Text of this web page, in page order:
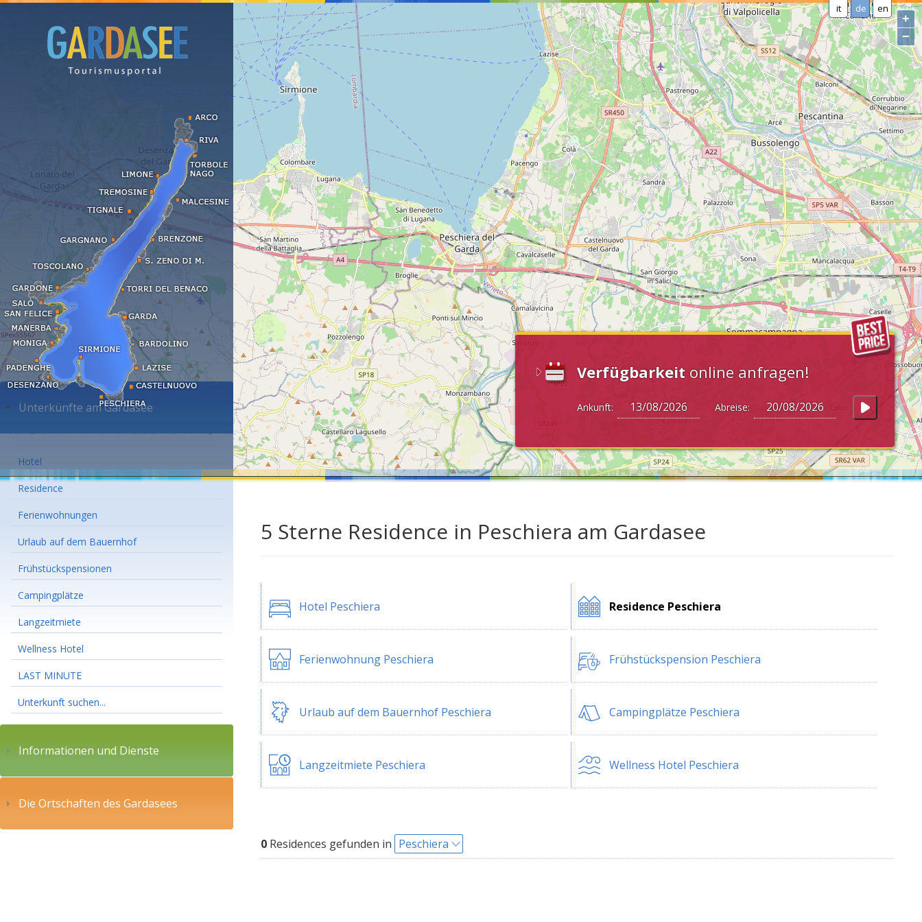
it de en
Verfügbarkeit online anfragen!
Ankunft: Abreise:
+
−
Unterkünfte am Gardasee
Hotel
Residence
Ferienwohnungen
Urlaub auf dem Bauernhof
Frühstückspensionen
Campingplätze
Langzeitmiete
Wellness Hotel
LAST MINUTE
Unterkunft suchen...
Informationen und Dienste
Die Ortschaften des Gardasees
5 Sterne Residence in Peschiera am Gardasee
Hotel Peschiera Residence Peschiera
Ferienwohnung Peschiera Frühstückspension Peschiera
Urlaub auf dem Bauernhof Peschiera Campingplätze Peschiera
Langzeitmiete Peschiera Wellness Hotel Peschiera
0 Residences gefunden in Peschiera